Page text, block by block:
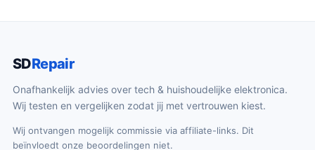
SDRepair
Onafhankelijk advies over tech & huishoudelijke elektronica.
Wij testen en vergelijken zodat jij met vertrouwen kiest.
Wij ontvangen mogelijk commissie via affiliate-links. Dit
beïnvloedt onze beoordelingen niet.